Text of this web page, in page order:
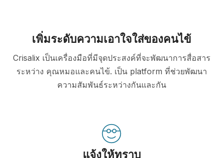
เพิ่มระดับความเอาใจใส่ของคนไข้
Crisalix เป็นเครื่องมือที่มีจุดประสงค์ที่จะพัฒนาการสื่อสาร
ระหว่าง คุณหมอและคนไข้. เป็น platform ที่ช่วยพัฒนา
ความสัมพันธ์ระหว่างกันและกัน
แจ้งให้ทราบ